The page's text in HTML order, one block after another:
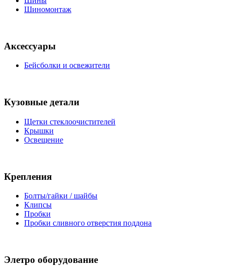
Шиномонтаж
Аксессуары
Бейсболки и освежители
Кузовные детали
Щетки стеклоочистителей
Крышки
Освещение
Крепления
Болты/гайки / шайбы
Клипсы
Пробки
Пробки сливного отверстия поддона
Элетро оборудование